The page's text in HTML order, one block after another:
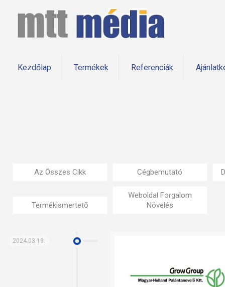
Kezdőlap Termékek Referenciák
Az Összes Cikk Cégbemutató
Termékismertető
Weboldal Forgalom
Növelés
2024.03.19.